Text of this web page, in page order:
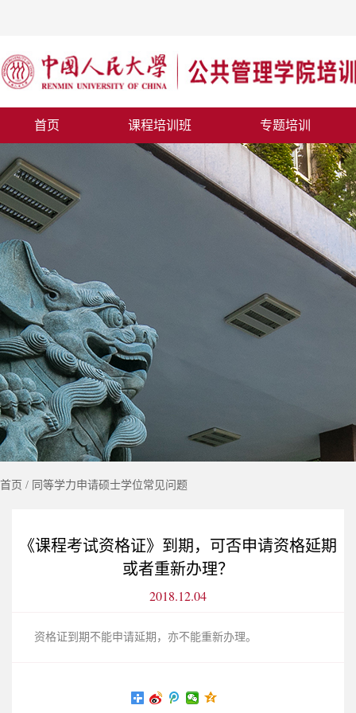
首页 课程培训班 专题培训
首页 / 同等学力申请硕士学位常见问题
《课程考试资格证》到期，可否申请资格延期
或者重新办理？
2018.12.04
资格证到期不能申请延期，亦不能重新办理。